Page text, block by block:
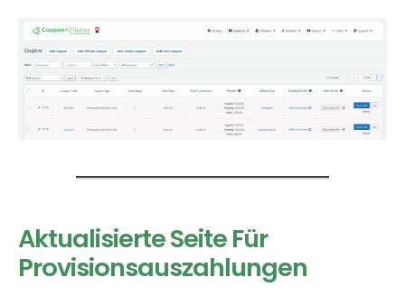
Aktualisierte Seite Für
Provisionsauszahlungen